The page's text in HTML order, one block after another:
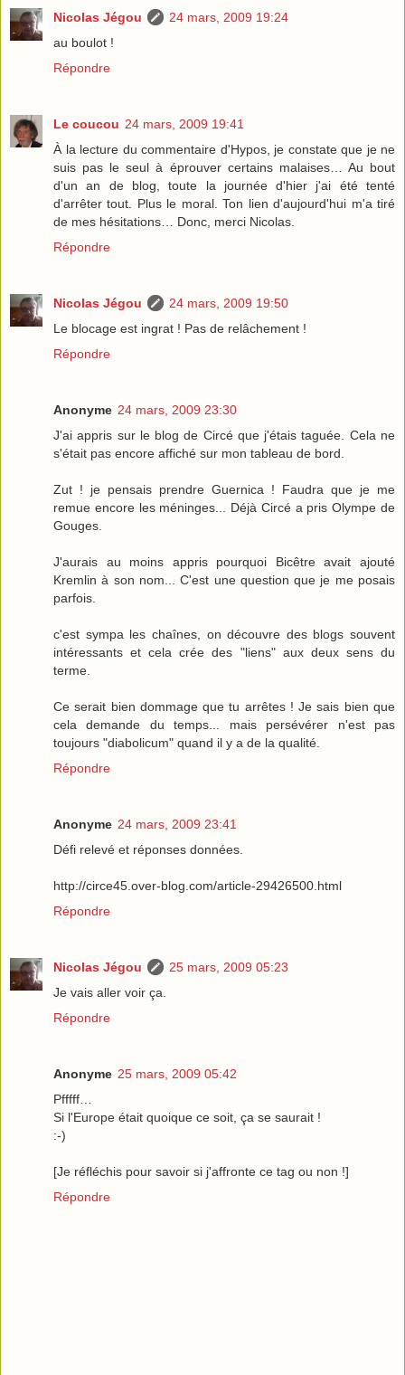
Nicolas Jégou
24 mars, 2009 19:24
au boulot !
Répondre
Le coucou 24 mars, 2009 19:41
À la lecture du commentaire d'Hypos, je constate que je ne
suis pas le seul à éprouver certains malaises… Au bout
d'un an de blog, toute la journée d'hier j'ai été tenté
d'arrêter tout. Plus le moral. Ton lien d'aujourd'hui m'a tiré
de mes hésitations… Donc, merci Nicolas.
Répondre
Nicolas Jégou
24 mars, 2009 19:50
Le blocage est ingrat ! Pas de relâchement !
Répondre
Anonyme 24 mars, 2009 23:30
J'ai appris sur le blog de Circé que j'étais taguée. Cela ne
s'était pas encore affiché sur mon tableau de bord.
Zut ! je pensais prendre Guernica ! Faudra que je me
remue encore les méninges... Déjà Circé a pris Olympe de
Gouges.
J'aurais au moins appris pourquoi Bicêtre avait ajouté
Kremlin à son nom... C'est une question que je me posais
parfois.
c'est sympa les chaînes, on découvre des blogs souvent
intéressants et cela crée des "liens" aux deux sens du
terme.
Ce serait bien dommage que tu arrêtes ! Je sais bien que
cela demande du temps... mais persévérer n'est pas
toujours "diabolicum" quand il y a de la qualité.
Répondre
Anonyme 24 mars, 2009 23:41
Défi relevé et réponses données.
http://circe45.over-blog.com/article-29426500.html
Répondre
Nicolas Jégou
25 mars, 2009 05:23
Je vais aller voir ça.
Répondre
Anonyme 25 mars, 2009 05:42
Pfffff…
Si l'Europe était quoique ce soit, ça se saurait !
:-)
[Je réfléchis pour savoir si j'affronte ce tag ou non !]
Répondre